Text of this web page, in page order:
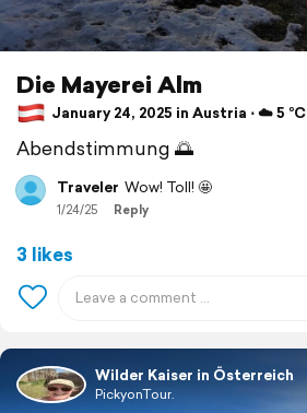
Die Mayerei Alm
January 24, 2025 in Austria ⋅ ☁️ 5 °C
Abendstimmung 🌅
Traveler Wow! Toll! 🤩
1/24/25 Reply
3 likes
Wilder Kaiser in Österreich
PickyonTour.